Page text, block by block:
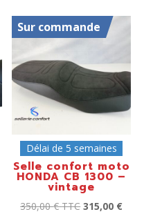
Sur commande
Délai de 5 semaines
Selle confort moto
HONDA CB 1300 –
vintage
350,00€ TTC 315,00 €